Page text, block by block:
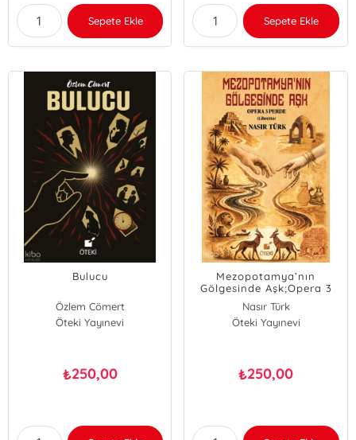
Sepete Ekle Sepete Ekle
Bulucu
Özlem Cömert
Öteki Yayınevi
₺250,00
Mezopotamya’nın
Gölgesinde Aşk;Opera 3
Perde (Libretto)
Nasır Türk
Öteki Yayınevi
₺250,00